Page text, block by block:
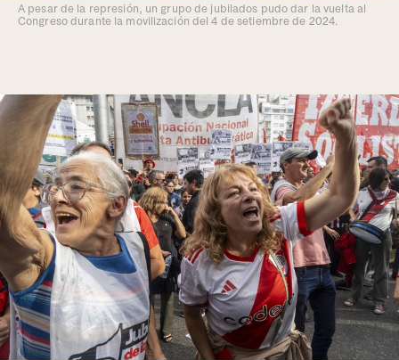
A pesar de la represión, un grupo de jubilados pudo dar la vuelta al
Congreso durante la movilización del 4 de setiembre de 2024.